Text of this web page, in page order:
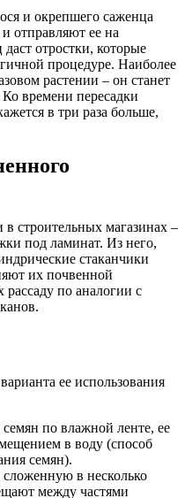
и окрепшего саженца
отправляют ее на
отростки, которые
процедуре. Наиболее
растении – он станет
времени пересадки
в три раза больше,
строительных магазинах –
под ламинат. Из него,
стаканчики
их почвенной
по аналогии с
ее использования
по влажной ленте, ее
в воду (способ
семян).
в несколько
между частями